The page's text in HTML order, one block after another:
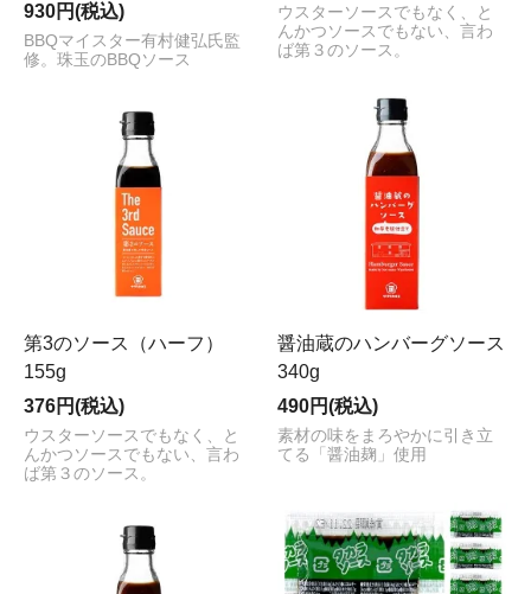
930円(税込)
BBQマイスター有村健弘氏監
修。珠玉のBBQソース
ウスターソースでもなく、と
んかつソースでもない、言わ
ば第３のソース。
第3のソース（ハーフ）
155g
376円(税込)
ウスターソースでもなく、と
んかつソースでもない、言わ
ば第３のソース。
醤油蔵のハンバーグソース
340g
490円(税込)
素材の味をまろやかに引き立
てる「醤油麹」使用